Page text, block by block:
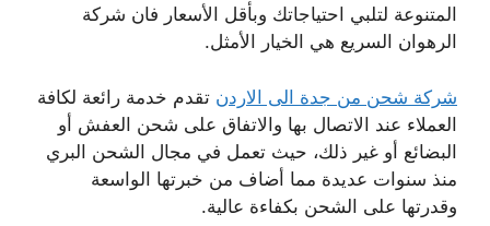
المتنوعة لتلبي احتياجاتك وبأقل الأسعار فان شركة
الرهوان السريع هي الخيار الأمثل.
شركة شحن من جدة الى الاردن تقدم خدمة رائعة لكافة
العملاء عند الاتصال بها والاتفاق على شحن العفش أو
البضائع أو غير ذلك، حيث تعمل في مجال الشحن البري
منذ سنوات عديدة مما أضاف من خبرتها الواسعة
وقدرتها على الشحن بكفاءة عالية.